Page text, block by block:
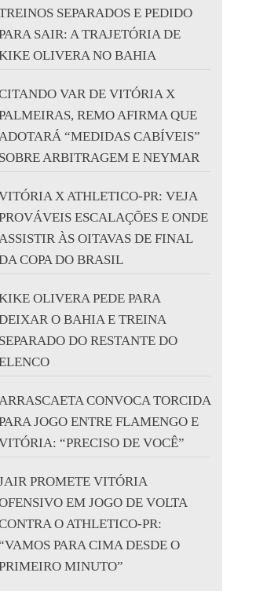
SEPARADOS E PEDIDO
SAIR: A TRAJETÓRIA DE
OLIVERA NO BAHIA
VAR DE VITÓRIA X
REMO AFIRMA QUE
“MEDIDAS CABÍVEIS”
SOBRE ARBITRAGEM E NEYMAR
X ATHLETICO-PR: VEJA
ESCALAÇÕES E ONDE
ÀS OITAVAS DE FINAL
COPA DO BRASIL
OLIVERA PEDE PARA
O BAHIA E TREINA
SEPARADO DO RESTANTE DO
CONVOCA TORCIDA
JOGO ENTRE FLAMENGO E
“PRECISO DE VOCÊ”
PROMETE VITÓRIA
EM JOGO DE VOLTA
O ATHLETICO-PR:
PARA CIMA DESDE O
MINUTO”